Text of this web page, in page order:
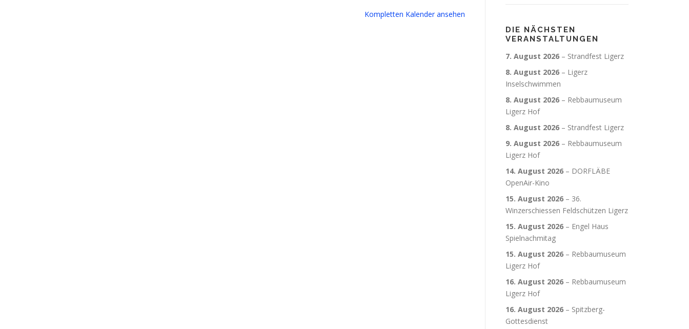
Kompletten Kalender ansehen
DIE NÄCHSTEN
VERANSTALTUNGEN
7. August 2026 – Strandfest Ligerz
8. August 2026 – Ligerz
Inselschwimmen
8. August 2026 – Rebbaumuseum
Ligerz Hof
8. August 2026 – Strandfest Ligerz
9. August 2026 – Rebbaumuseum
Ligerz Hof
14. August 2026 – DORFLÄBE
OpenAir-Kino
15. August 2026 – 36.
Winzerschiessen Feldschützen Ligerz
15. August 2026 – Engel Haus
Spielnachmitag
15. August 2026 – Rebbaumuseum
Ligerz Hof
16. August 2026 – Rebbaumuseum
Ligerz Hof
16. August 2026 – Spitzberg-
Gottesdienst